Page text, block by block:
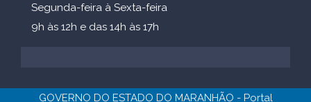
Segunda-feira à Sexta-feira
9h às 12h e das 14h às 17h
GOVERNO DO ESTADO DO MARANHÃO - Portal